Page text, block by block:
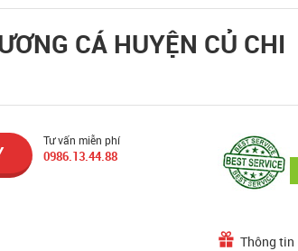
CÁ HUYỆN CỦ CHI
Tư vấn miễn phí
0986.13.44.88
Thông tin